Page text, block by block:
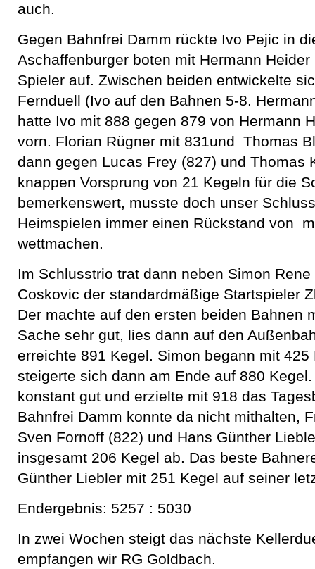
auch.
Gegen Bahnfrei Damm rückte Ivo Pejic in
Aschaffenburger boten mit Hermann
Spieler auf. Zwischen beiden entwickelte
Fernduell (Ivo auf den Bahnen 5-8.
hatte Ivo mit 888 gegen 879 von Hermann
vorn. Florian Rügner mit 831und Thomas
dann gegen Lucas Frey (827) und Thomas
knappen Vorsprung von 21 Kegeln für die
bemerkenswert, musste doch unser
Heimspielen immer einen Rückstand von
wettmachen.
Im Schlusstrio trat dann neben Simon
Coskovic der standardmäßige Startspieler
Der machte auf den ersten beiden Bahnen
Sache sehr gut, lies dann auf den
erreichte 891 Kegel. Simon begann mit 425
steigerte sich dann am Ende auf 880
konstant gut und erzielte mit 918 das
Bahnfrei Damm konnte da nicht mithalten,
Sven Fornoff (822) und Hans Günther
insgesamt 206 Kegel ab. Das beste
Günther Liebler mit 251 Kegel auf seiner
Endergebnis: 5257 : 5030
In zwei Wochen steigt das nächste
empfangen wir RG Goldbach.